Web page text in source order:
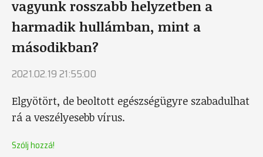
vagyunk rosszabb helyzetben a
harmadik hullámban, mint a
másodikban?
2021.02.19 21:55:00
Elgyötört, de beoltott egészségügyre szabadulhat
rá a veszélyesebb vírus.
Szólj hozzá!